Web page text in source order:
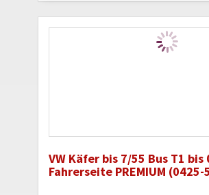
VW Käfer bis 7/55 Bus T1
Fahrerseite PREMIUM (0425-